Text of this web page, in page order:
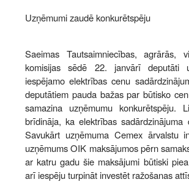
Uzņēmumi zaudē konkurētspēju
Saeimas Tautsaimniecības, agrārās,
komisijas sēdē 22. janvārī deputāti
iespējamo elektrības cenu
deputātiem pauda bažas par būtisko
samazina uzņēmumu konkurētspēju.
brīdināja, ka elektrības
Savukārt uzņēmuma Cemex ārvalstu
uzņēmums OIK maksājumos pērn
ar katru gadu šie maksājumi būtiski
arī iespēju turpināt investēt ražošanas